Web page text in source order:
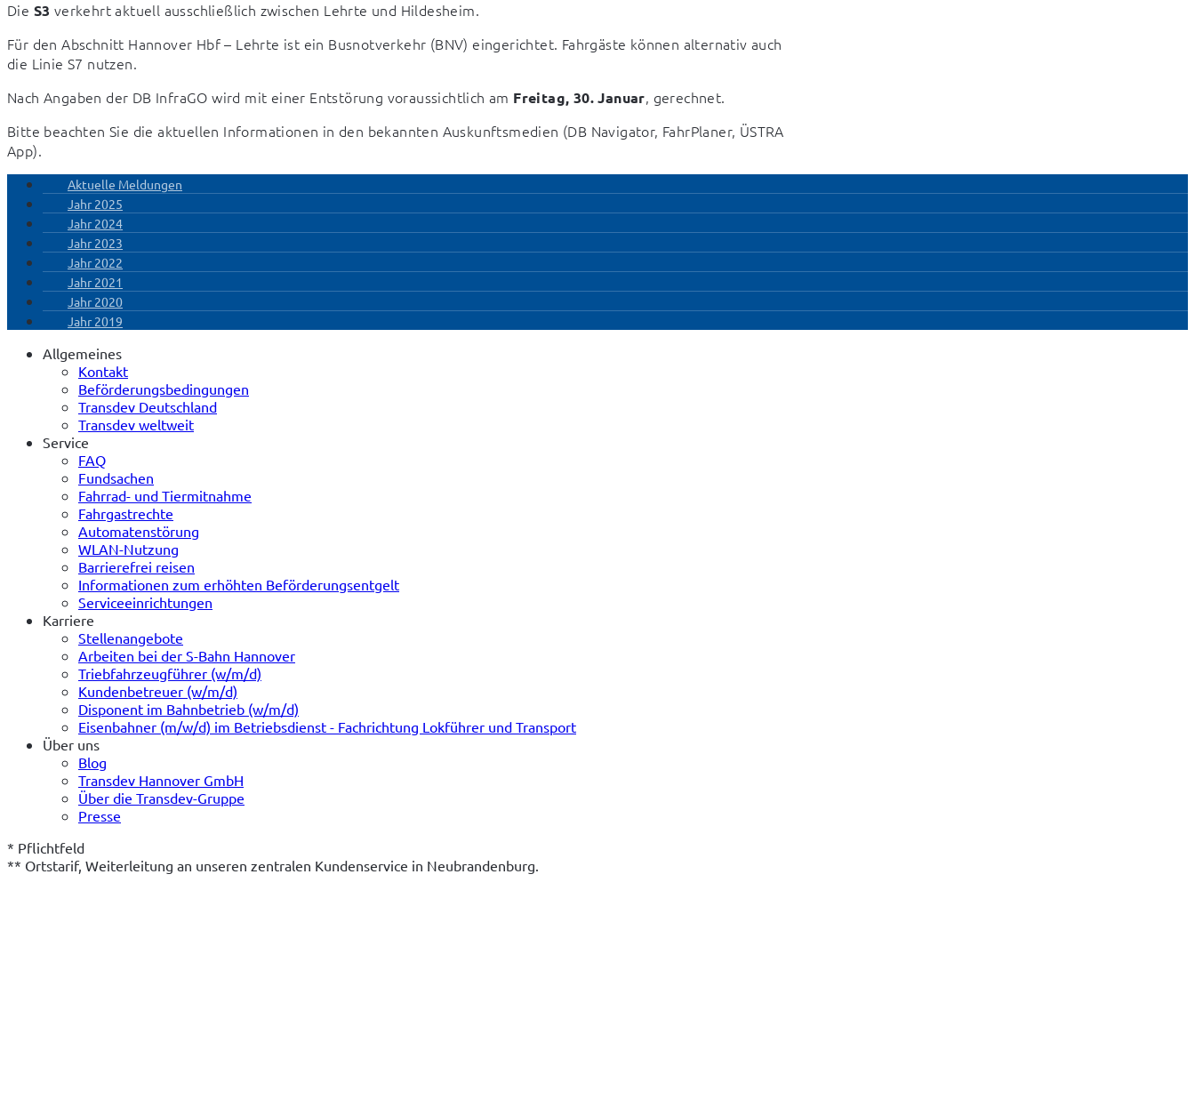
Die S3 verkehrt aktuell ausschließlich zwischen Lehrte und Hildesheim.
Für den Abschnitt Hannover Hbf – Lehrte ist ein Busnotverkehr (BNV) eingerichtet. Fahrgäste können alternativ auch
die Linie S7 nutzen.
Nach Angaben der DB InfraGO wird mit einer Entstörung voraussichtlich am Freitag, 30. Januar, gerechnet.
Bitte beachten Sie die aktuellen Informationen in den bekannten Auskunftsmedien (DB Navigator, FahrPlaner, ÜSTRA
App).
Aktuelle Meldungen
Jahr 2025
Jahr 2024
Jahr 2023
Jahr 2022
Jahr 2021
Jahr 2020
Jahr 2019
Allgemeines
Kontakt
Beförderungsbedingungen
Transdev Deutschland
Transdev weltweit
Service
FAQ
Fundsachen
Fahrrad- und Tiermitnahme
Fahrgastrechte
Automatenstörung
WLAN-Nutzung
Barrierefrei reisen
Informationen zum erhöhten Beförderungsentgelt
Serviceeinrichtungen
Karriere
Stellenangebote
Arbeiten bei der S-Bahn Hannover
Triebfahrzeugführer (w/m/d)
Kundenbetreuer (w/m/d)
Disponent im Bahnbetrieb (w/m/d)
Eisenbahner (m/w/d) im Betriebsdienst - Fachrichtung Lokführer und Transport
Über uns
Blog
Transdev Hannover GmbH
Über die Transdev-Gruppe
Presse
* Pflichtfeld
** Ortstarif, Weiterleitung an unseren zentralen Kundenservice in Neubrandenburg.